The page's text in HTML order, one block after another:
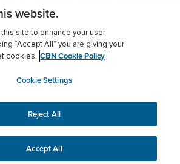
Broadcasting Network,
501 (c)(3) Charitable
Organization.
cookies to ensure you get the best
on our website.More info.
website.
site to enhance your user
“Accept All” you are giving your
cookies. CBN Cookie Policy
Cookie Settings
Reject All
Accept All